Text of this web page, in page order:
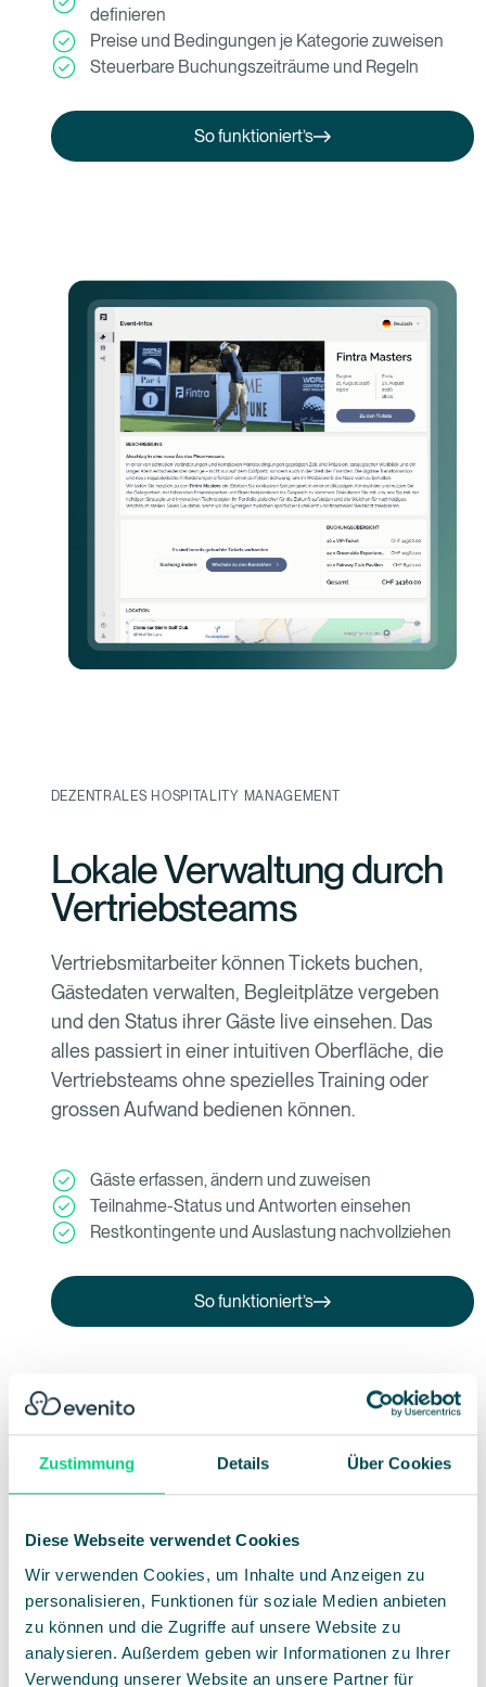
Zustimmung Details Über Cookies
Diese Webseite verwendet Cookies
Wir verwenden Cookies, um Inhalte und Anzeigen zu
personalisieren, Funktionen für soziale Medien anbieten
zu können und die Zugriffe auf unsere Website zu
analysieren. Außerdem geben wir Informationen zu Ihrer
Verwendung unserer Website an unsere Partner für
definieren
Preise und Bedingungen je Kategorie zuweisen
Steuerbare Buchungszeiträume und Regeln
So funktioniert’s
DEZENTRALES HOSPITALITY MANAGEMENT
Lokale Verwaltung durch
Vertriebsteams
Vertriebsmitarbeiter können Tickets buchen,
Gästedaten verwalten, Begleitplätze vergeben
und den Status ihrer Gäste live einsehen. Das
alles passiert in einer intuitiven Oberfläche, die
Vertriebsteams ohne spezielles Training oder
grossen Aufwand bedienen können.
Gäste erfassen, ändern und zuweisen
Teilnahme-Status und Antworten einsehen
Restkontingente und Auslastung nachvollziehen
So funktioniert’s